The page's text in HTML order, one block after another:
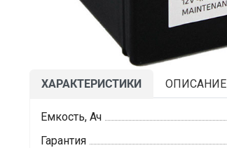
ХАРАКТЕРИСТИКИ ОПИСАНИЕ
Емкость, Ач
Гарантия